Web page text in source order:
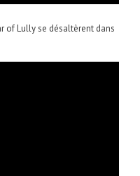
of Lully se désaltèrent dans